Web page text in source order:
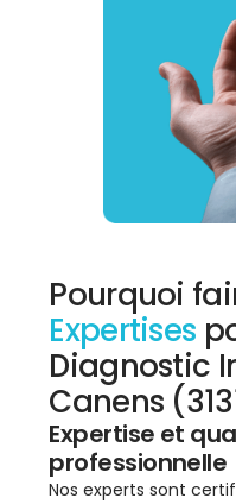
Pourquoi
Expertises
Diagnostic
Canens
Expertise et
professionnelle
Nos experts sont